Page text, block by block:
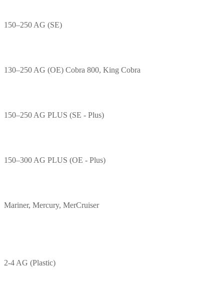
150–250 AG (SE)
130–250 AG (OE) Cobra 800, King Cobra
150–250 AG PLUS (SE - Plus)
150–300 AG PLUS (OE - Plus)
Mariner, Mercury, MerCruiser
2-4 AG (Plastic)